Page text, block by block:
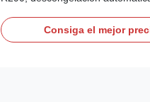
incluyen refrigeración ventilada,
digital Dixell, vidrio antivaho de
Consiga el mejor